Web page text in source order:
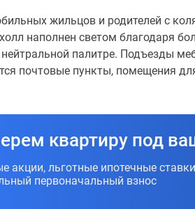
жильцов и родителей с
наполнен светом благодаря
палитре. Подъезды
почтовые пункты, помещения
квартиру под
акции, льготные ипотечные
первоначальный взнос